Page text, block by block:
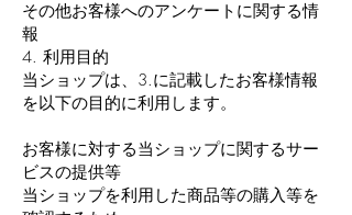
その他お客様へのアンケートに関する情
報
4. 利用目的
当ショップは、3.に記載したお客様情報
を以下の目的に利用します。
お客様に対する当ショップに関するサー
ビスの提供等
当ショップを利用した商品等の購入等を